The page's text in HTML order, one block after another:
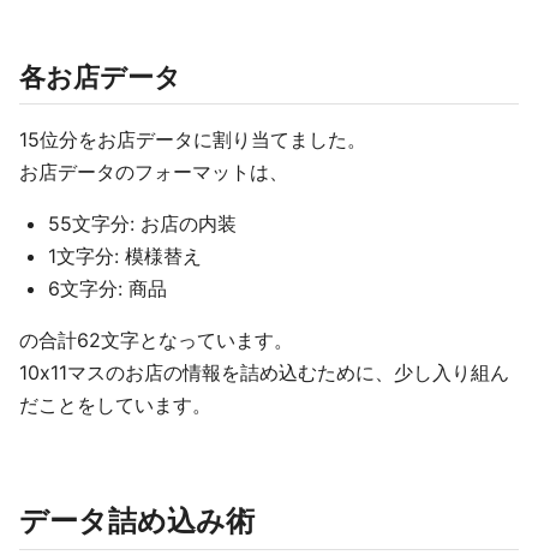
各お店データ
15位分をお店データに割り当てました。
お店データのフォーマットは、
55文字分: お店の内装
1文字分: 模様替え
6文字分: 商品
の合計62文字となっています。
10x11マスのお店の情報を詰め込むために、少し入り組ん
だことをしています。
データ詰め込み術